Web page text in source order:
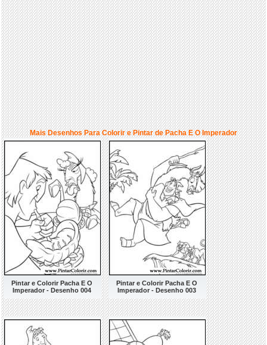
Mais Desenhos Para Colorir e Pintar de Pacha E O Imperador
Pintar e Colorir Pacha E O
Imperador - Desenho 004
Pintar e Colorir Pacha E O
Imperador - Desenho 003